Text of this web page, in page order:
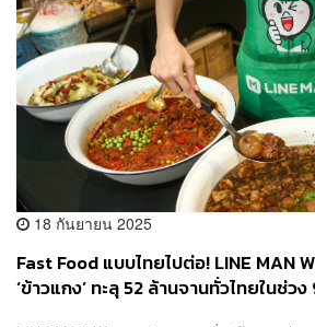
18 กันยายน 2025
Fast Food แบบไทยไปต่อ! LINE MAN
‘ข้าวแกง’ ทะลุ 52 ล้านจานทั่วไทยในช่ว